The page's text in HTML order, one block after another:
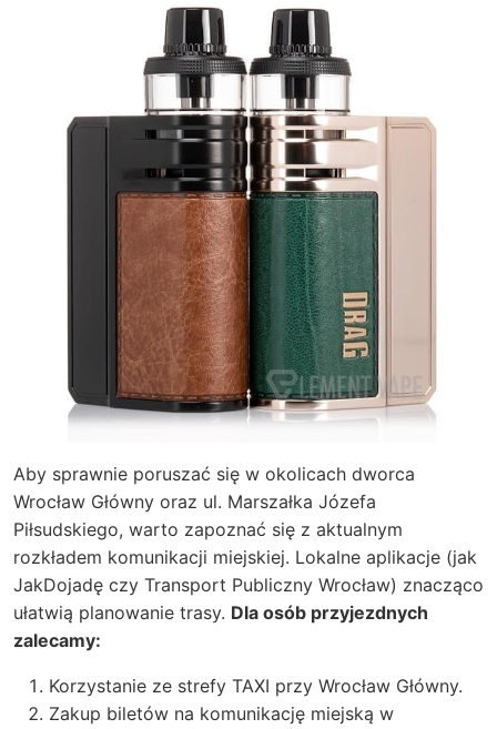
Aby sprawnie poruszać się w okolicach dworca
Wrocław Główny oraz ul. Marszałka Józefa
Piłsudskiego, warto zapoznać się z aktualnym
rozkładem komunikacji miejskiej. Lokalne aplikacje (jak
JakDojadę czy Transport Publiczny Wrocław) znacząco
ułatwią planowanie trasy. Dla osób przyjezdnych
zalecamy:
Korzystanie ze strefy TAXI przy Wrocław Główny.
Zakup biletów na komunikację miejską w